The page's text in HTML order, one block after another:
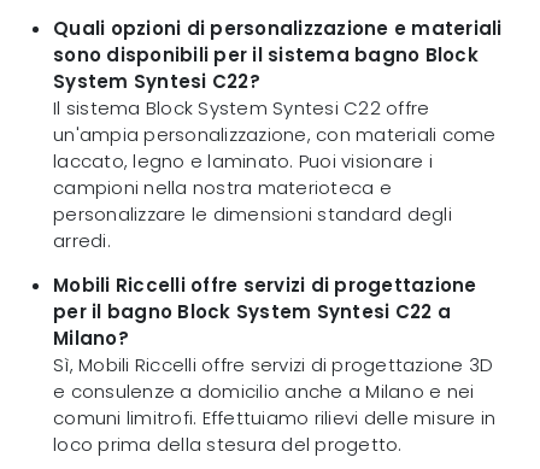
Quali opzioni di personalizzazione e materiali
sono disponibili per il sistema bagno Block
System Syntesi C22?
Il sistema Block System Syntesi C22 offre
un'ampia personalizzazione, con materiali come
laccato, legno e laminato. Puoi visionare i
campioni nella nostra materioteca e
personalizzare le dimensioni standard degli
arredi.
Mobili Riccelli offre servizi di progettazione
per il bagno Block System Syntesi C22 a
Milano?
Sì, Mobili Riccelli offre servizi di progettazione 3D
e consulenze a domicilio anche a Milano e nei
comuni limitrofi. Effettuiamo rilievi delle misure in
loco prima della stesura del progetto.